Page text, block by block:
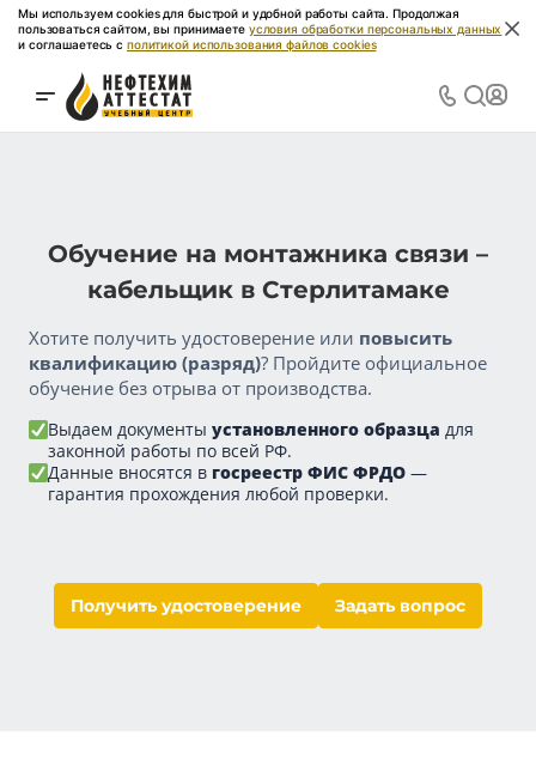
Мы используем cookies для быстрой и удобной работы сайта. Продолжая
пользоваться сайтом, вы принимаете условия обработки персональных данных
и соглашаетесь с политикой использования файлов cookies
Обучение на монтажника связи –
кабельщик в Стерлитамаке
Хотите получить удостоверение или повысить
квалификацию (разряд)? Пройдите официальное
обучение без отрыва от производства.
Выдаем документы установленного образца для
законной работы по всей РФ.
Данные вносятся в госреестр ФИС ФРДО —
гарантия прохождения любой проверки.
Получить удостоверение Задать вопрос